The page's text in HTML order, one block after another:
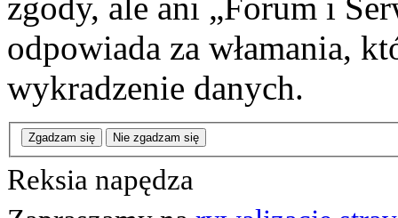
odpowiada za włamania,
wykradzenie danych.
Zgadzam się Nie zgadzam się
Reksia napędza